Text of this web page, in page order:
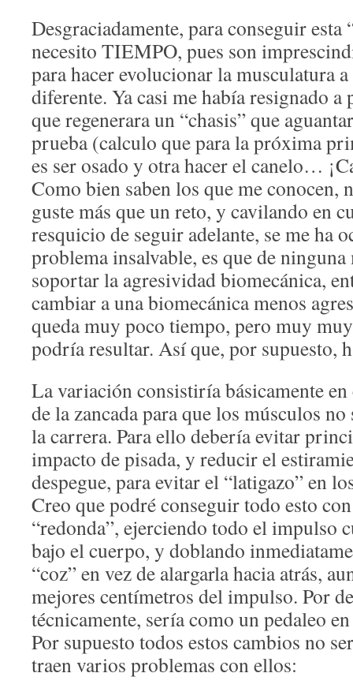
Desgraciadamente, para conseguir esta
necesito TIEMPO, pues son
para hacer evolucionar la musculatura
diferente. Ya casi me había resignado a
que regenerara un “chasis” que
prueba (calculo que para la próxima
es ser osado y otra hacer el canelo…
Como bien saben los que me conocen,
guste más que un reto, y cavilando en
resquicio de seguir adelante, se me ha
problema insalvable, es que de
soportar la agresividad biomecánica,
cambiar a una biomecánica menos
queda muy poco tiempo, pero muy
podría resultar. Así que, por supuesto,
La variación consistiría básicamente
de la zancada para que los músculos
la carrera. Para ello debería evitar
impacto de pisada, y reducir el
despegue, para evitar el “latigazo” en
Creo que podré conseguir todo esto
“redonda”, ejerciendo todo el impulso
bajo el cuerpo, y doblando
“coz” en vez de alargarla hacia atrás,
mejores centímetros del impulso. Por
técnicamente, sería como un pedaleo
Por supuesto todos estos cambios no
traen varios problemas con ellos: